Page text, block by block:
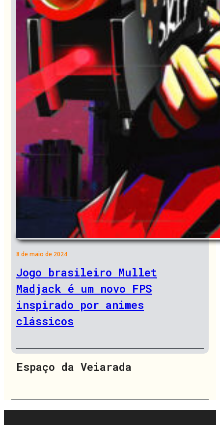
8 de maio de 2024
Jogo brasileiro Mullet
Madjack é um novo FPS
inspirado por animes
clássicos
Espaço da Veiarada